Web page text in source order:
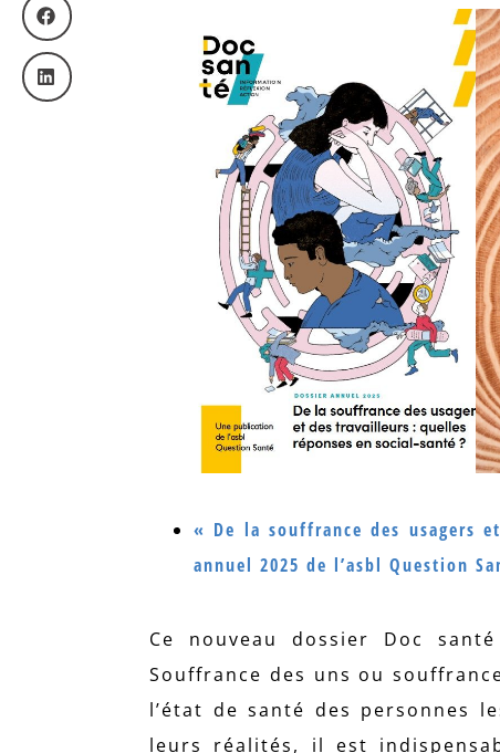
« De la souffrance des usagers
annuel 2025 de l’asbl Question
Ce nouveau dossier Doc
Souffrance des uns ou
l’état de santé des personnes
leurs réalités, il est